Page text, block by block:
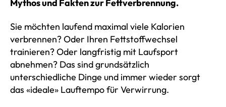
Mythos und Fakten zur Fettverbrennung.
Sie möchten laufend maximal viele Kalorien
verbrennen? Oder Ihren Fettstoffwechsel
trainieren? Oder langfristig mit Laufsport
abnehmen? Das sind grundsätzlich
unterschiedliche Dinge und immer wieder sorgt
das «ideale» Lauftempo für Verwirrung.